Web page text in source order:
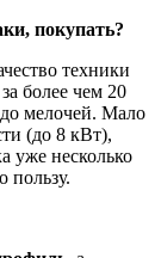
покупать?
техники
более чем 20
до мелочей. Мало
(до 8 кВт),
уже несколько
пользу.